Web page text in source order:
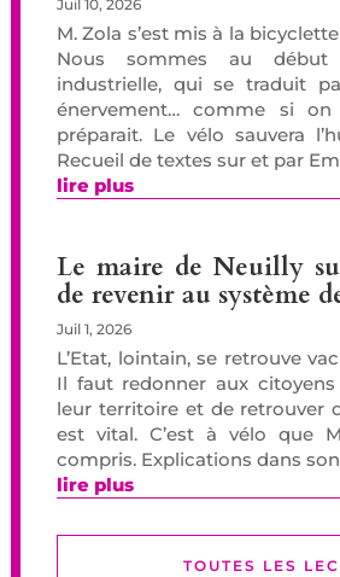
Juil 10, 2026
M. Zola s’est mis à la
Nous sommes au
industrielle, qui se traduit
énervement… comme si
préparait. Le vélo sauvera
Recueil de textes sur et par
lire plus
Le maire de Neuilly
de revenir au système
Juil 1, 2026
L’Etat, lointain, se retrouve
Il faut redonner aux
leur territoire et de retrouver
est vital. C’est à vélo que
compris. Explications dans
lire plus
TOUTES LES